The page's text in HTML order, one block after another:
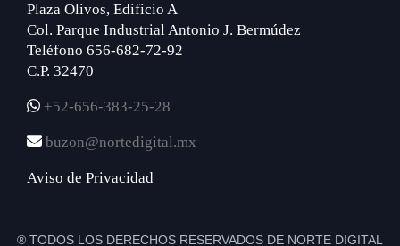
Plaza Olivos, Edificio A
Col. Parque Industrial Antonio J. Bermúdez
Teléfono 656-682-72-92
C.P. 32470
+52-656-383-25-28
buzon@nortedigital.mx
Aviso de Privacidad
® TODOS LOS DERECHOS RESERVADOS DE NORTE DIGITAL